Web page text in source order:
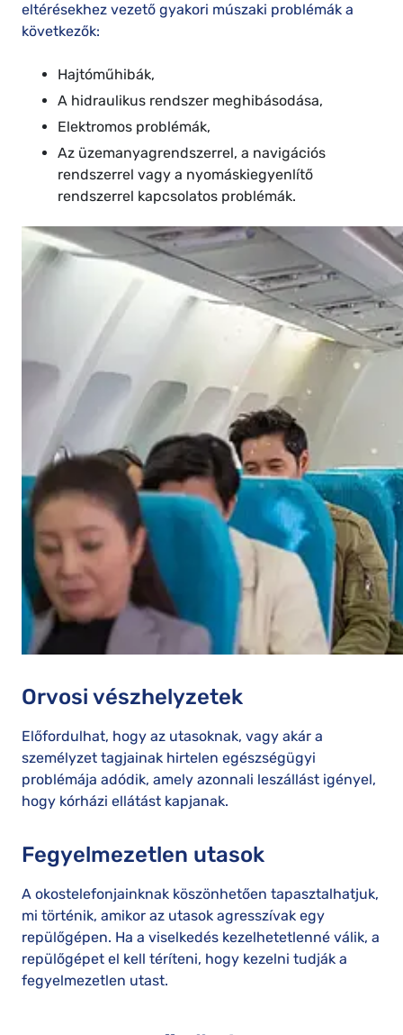
eltérésekhez vezető gyakori múszaki problémák a
következők:
Hajtóműhibák,
A hidraulikus rendszer meghibásodása,
Elektromos problémák,
Az üzemanyagrendszerrel, a navigációs
rendszerrel vagy a nyomáskiegyenlítő
rendszerrel kapcsolatos problémák.
Orvosi vészhelyzetek
Előfordulhat, hogy az utasoknak, vagy akár a
személyzet tagjainak hirtelen egészségügyi
problémája adódik, amely azonnali leszállást igényel,
hogy kórházi ellátást kapjanak.
Fegyelmezetlen utasok
A okostelefonjainknak köszönhetően tapasztalhatjuk,
mi történik, amikor az utasok agresszívak egy
repülőgépen. Ha a viselkedés kezelhetetlenné válik, a
repülőgépet el kell téríteni, hogy kezelni tudják a
fegyelmezetlen utast.